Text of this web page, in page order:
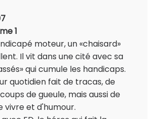
1
moteur, un «chaisard»
Il vit dans une cité avec sa
qui cumule les handicaps.
quotidien fait de tracas, de
de gueule, mais aussi de
vivre et d'humour.